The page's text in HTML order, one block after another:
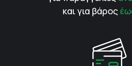
και για βάρος